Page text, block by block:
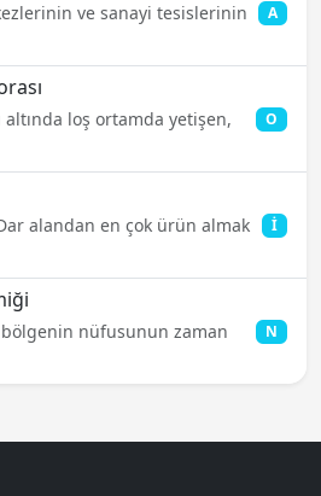
ve sanayi tesislerinin
A
loş ortamda yetişen,
O
alandan en çok ürün almak
İ
nüfusunun zaman
N